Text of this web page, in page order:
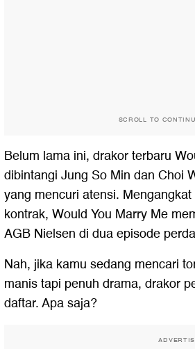
SCROLL TO
Belum lama ini, drakor terbaru
dibintangi Jung So Min dan Choi
yang mencuri atensi.
kontrak, Would You Marry Me
AGB Nielsen di dua episode
Nah, jika kamu sedang mencari
manis tapi penuh drama, drakor
daftar. Apa saja?